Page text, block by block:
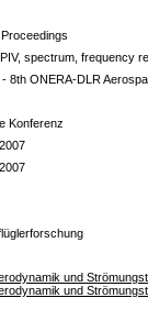
spectrum, frequency
8th ONERA-DLR
Konferenz
und
und